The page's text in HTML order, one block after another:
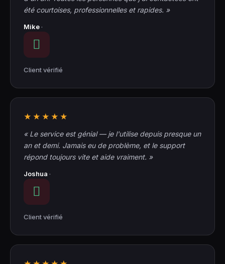
été courtoises, professionnelles et rapides. »
Mike ·
Client vérifié
★★★★★
« Le service est génial — je l'utilise depuis presque un
an et demi. Jamais eu de problème, et le support
répond toujours vite et aide vraiment. »
Joshua ·
Client vérifié